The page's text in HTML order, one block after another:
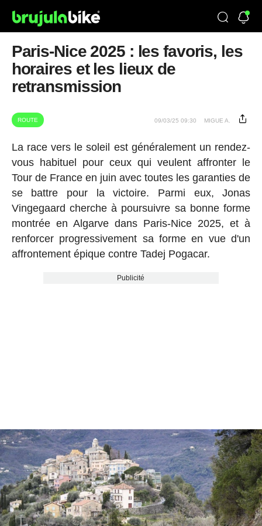
Paris-Nice 2025 : les favoris, les
horaires et les lieux de
retransmission
ROUTE 09/03/25 09:30 MIGUE A.
La race vers le soleil est généralement un rendez-
vous habituel pour ceux qui veulent affronter le
Tour de France en juin avec toutes les garanties de
se battre pour la victoire. Parmi eux, Jonas
Vingegaard cherche à poursuivre sa bonne forme
montrée en Algarve dans Paris-Nice 2025, et à
renforcer progressivement sa forme en vue d'un
affrontement épique contre Tadej Pogacar.
Publicité